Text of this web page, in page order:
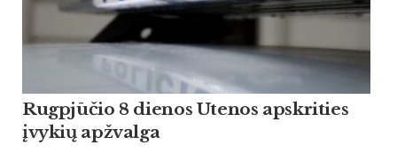
Rugpjūčio 8 dienos Utenos apskrities
įvykių apžvalga